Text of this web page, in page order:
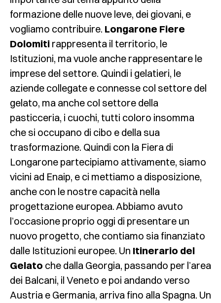
formazione delle nuove leve, dei giovani, e
vogliamo contribuire. Longarone Fiere
Dolomiti rappresenta il territorio, le
Istituzioni, ma vuole anche rappresentare le
imprese del settore. Quindi i gelatieri, le
aziende collegate e connesse col settore del
gelato, ma anche col settore della
pasticceria, i cuochi, tutti coloro insomma
che si occupano di cibo e della sua
trasformazione. Quindi con la Fiera di
Longarone partecipiamo attivamente, siamo
vicini ad Enaip, e ci mettiamo a disposizione,
anche con le nostre capacità nella
progettazione europea. Abbiamo avuto
l’occasione proprio oggi di presentare un
nuovo progetto, che contiamo sia finanziato
dalle Istituzioni europee. Un Itinerario del
Gelato che dalla Georgia, passando per l’area
dei Balcani, il Veneto e poi andando verso
Austria e Germania, arriva fino alla Spagna. Un